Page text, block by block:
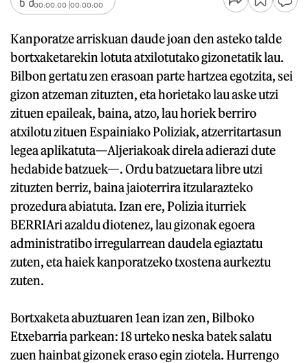
00:00:00 00:00:00
Kanporatze arriskuan daude joan den asteko talde
bortxaketarekin lotuta atxilotutako gizonetatik lau.
Bilbon gertatu zen erasoan parte hartzea egotzita, sei
gizon atzeman zituzten, eta horietako lau aske utzi
zituen epaileak, baina, atzo, lau horiek berriro
atxilotu zituen Espainiako Poliziak, atzerritartasun
legea aplikatuta—Aljeriakoak direla adierazi dute
hedabide batzuek—. Ordu batzuetara libre utzi
zituzten berriz, baina jaioterrira itzularazteko
prozedura abiatuta. Izan ere, Polizia iturriek
BERRIAri azaldu diotenez, lau gizonak egoera
administratibo irregularrean daudela egiaztatu
zuten, eta haiek kanporatzeko txostena aurkeztu
zuten.
Bortxaketa abuztuaren 1ean izan zen, Bilboko
Etxebarria parkean: 18 urteko neska batek salatu
zuen hainbat gizonek eraso egin ziotela. Hurrengo